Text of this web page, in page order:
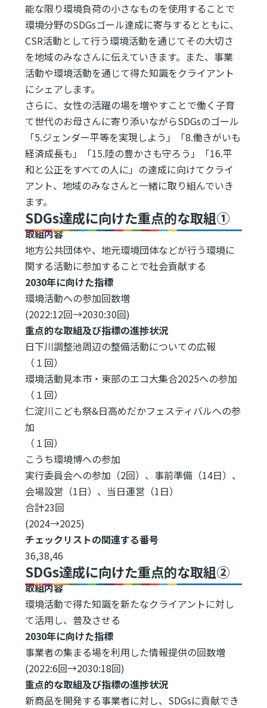
能な限り環境負荷の小さなものを使用することで
環境分野のSDGsゴール達成に寄与するとともに、
CSR活動として行う環境活動を通じてその大切さ
を地域のみなさんに伝えていきます。また、事業
活動や環境活動を通じて得た知識をクライアント
にシェアします。
さらに、女性の活躍の場を増やすことで働く子育
て世代のお母さんに寄り添いながらSDGsのゴール
「5.ジェンダー平等を実現しよう」「8.働きがいも
経済成長も」「15.陸の豊かさも守ろう」「16.平
和と公正をすべての人に」の達成に向けてクライ
アント、地域のみなさんと一緒に取り組んでいき
ます。
SDGs達成に向けた重点的な取組①
取組内容
地方公共団体や、地元環境団体などが行う環境に
関する活動に参加することで社会貢献する
2030年に向けた指標
環境活動への参加回数増
(2022:12回→2030:30回)
重点的な取組及び指標の進捗状況
日下川調整池周辺の整備活動についての広報
（１回）
環境活動見本市・東部のエコ大集合2025への参加
（１回）
仁淀川こども祭&日高めだかフェスティバルへの参
加
（１回）
こうち環境博への参加
実行委員会への参加（2回）、事前準備（14日）、
会場設営（1日）、当日運営（1日）
合計23回
(2024→2025)
チェックリストの関連する番号
36,38,46
SDGs達成に向けた重点的な取組②
取組内容
環境活動で得た知識を新たなクライアントに対し
て活用し、普及させる
2030年に向けた指標
事業者の集まる場を利用した情報提供の回数増
(2022:6回→2030:18回)
重点的な取組及び指標の進捗状況
新商品を開発する事業者に対し、SDGsに貢献でき